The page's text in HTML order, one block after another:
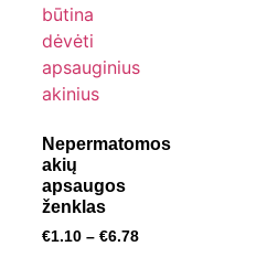
Nepermatomos
akių
apsaugos
ženklas
€1.10 – €6.78